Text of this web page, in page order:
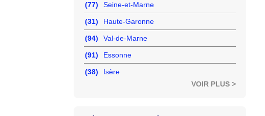
(77) Seine-et-Marne
(31) Haute-Garonne
(94) Val-de-Marne
(91) Essonne
(38)
Isère
VOIR PLUS >